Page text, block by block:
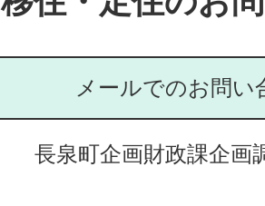
メールでのお問い
長泉町企画財政課企画